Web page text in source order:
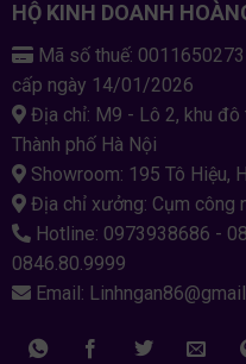
HỘ KINH DOANH
Mã số thuế:
cấp ngày 14/01/2026
Địa chỉ: M9 - Lô 2, khu đô
Thành phố Hà Nội
Showroom: 195 Tô Hiệu,
Địa chỉ xưởng: Cụm công
Hotline: 0973938686 -
0846.80.9999
Email: